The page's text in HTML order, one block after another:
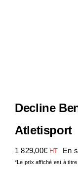
Decline
Atletisport
1 829,00€ HT En
*Le prix affiché est à